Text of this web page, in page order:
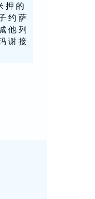
押 的
约 萨
他 列
谢 接